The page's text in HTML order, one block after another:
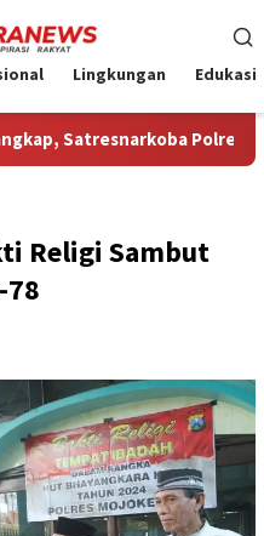
Lingkungan Edukasi
Polres Nganjuk
Religi Sambut
78